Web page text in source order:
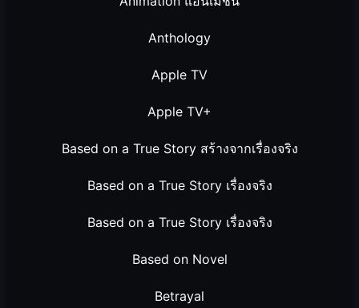
Anthology
Apple TV
Apple TV+
Based on a True Story สร้างจากเรื่องจริง
Based on a True Story เรื่องจริง
Based on a True Story เรื่องจริง
Based on Novel
Betrayal